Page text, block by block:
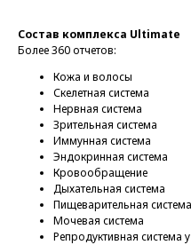
Состав комплекса Ultimate
Более 360 отчетов:
Кожа и волосы
Скелетная система
Нервная система
Зрительная система
Иммунная система
Эндокринная система
Кровообращение
Дыхательная система
Пищеварительная система
Мочевая система
Репродуктивная система